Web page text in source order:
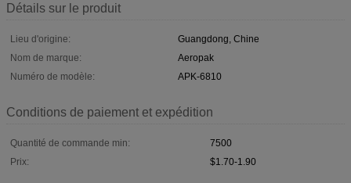
Détails sur le produit
Lieu d'origine:
Guangdong, Chine
Nom de marque:
Aeropak
Numéro de modèle:
APK-6810
Conditions de paiement et expédition
Quantité de commande min:
7500
Prix:
$1.70-1.90